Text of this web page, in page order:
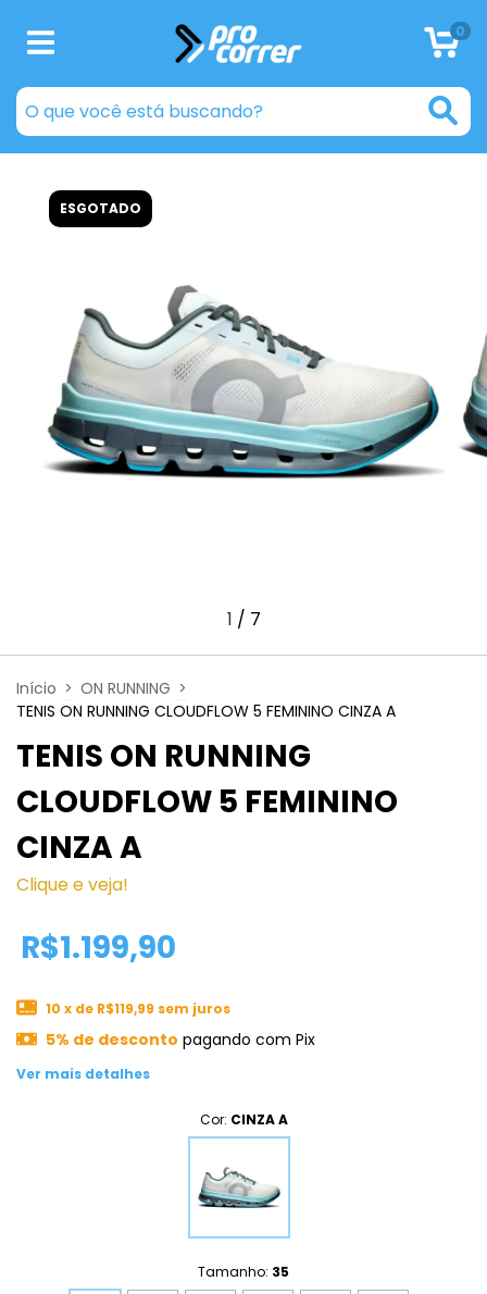
0
ESGOTADO
1 / 7
Início > ON RUNNING >
TENIS ON RUNNING CLOUDFLOW 5 FEMININO CINZA A
TENIS ON RUNNING
CLOUDFLOW 5 FEMININO
CINZA A
Clique e veja!
R$1.199,90
10 x de R$119,99 sem juros
5% de desconto pagando com Pix
Ver mais detalhes
Cor: CINZA A
Tamanho: 35